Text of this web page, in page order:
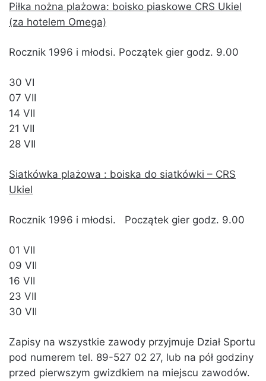
Piłka nożna plażowa: boisko piaskowe CRS Ukiel
(za hotelem Omega)
Rocznik 1996 i młodsi. Początek gier godz. 9.00
30 VI
07 VII
14 VII
21 VII
28 VII
Siatkówka plażowa : boiska do siatkówki – CRS
Ukiel
Rocznik 1996 i młodsi. Początek gier godz. 9.00
01 VII
09 VII
16 VII
23 VII
30 VII
Zapisy na wszystkie zawody przyjmuje Dział Sportu
pod numerem tel. 89-527 02 27, lub na pół godziny
przed pierwszym gwizdkiem na miejscu zawodów.